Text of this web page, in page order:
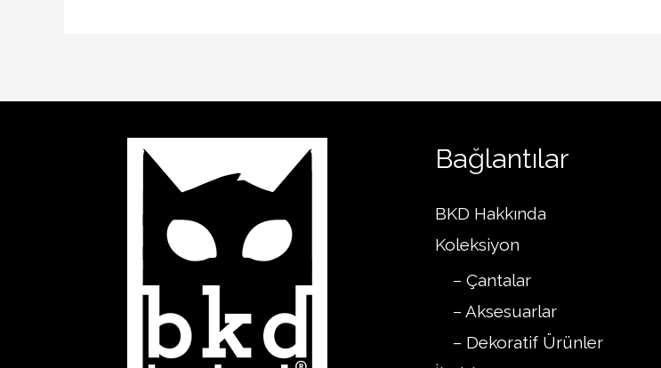
Bağlantılar
BKD Hakkında
Koleksiyon
– Çantalar
– Aksesuarlar
– Dekoratif Ürünler